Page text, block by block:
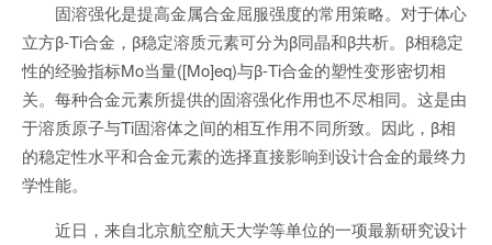
固溶强化是提高金属合金屈服强度的常用策略。对于体心
立方β-Ti合金，β稳定溶质元素可分为β同晶和β共析。β相稳定
性的经验指标Mo当量([Mo]eq)与β-Ti合金的塑性变形密切相
关。每种合金元素所提供的固溶强化作用也不尽相同。这是由
于溶质原子与Ti固溶体之间的相互作用不同所致。因此，β相
的稳定性水平和合金元素的选择直接影响到设计合金的最终力
学性能。
近日，来自北京航空航天大学等单位的一项最新研究设计